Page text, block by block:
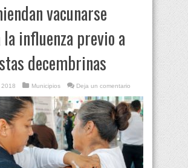
vacunarse
influenza previo a
decembrinas
Municipios Deja un comentario